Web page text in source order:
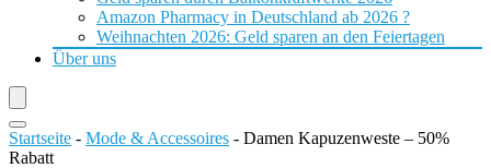
Amazon Pharmacy in Deutschland ab 2026 ?
Weihnachten 2026: Geld sparen an den Feiertagen
Über uns
Startseite - Mode & Accessoires - Damen Kapuzenweste – 50%
Rabatt